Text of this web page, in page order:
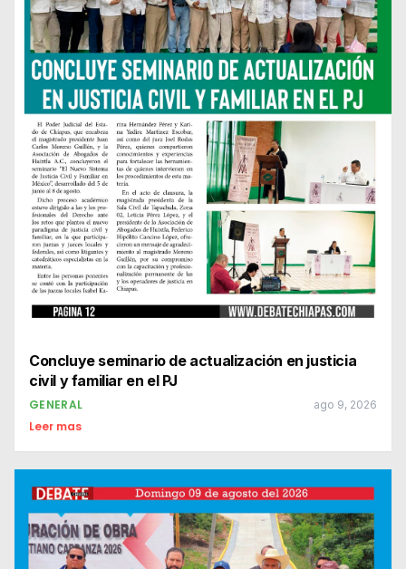
Concluye seminario de actualización en justicia
civil y familiar en el PJ
GENERAL ago 9, 2026
Leer mas